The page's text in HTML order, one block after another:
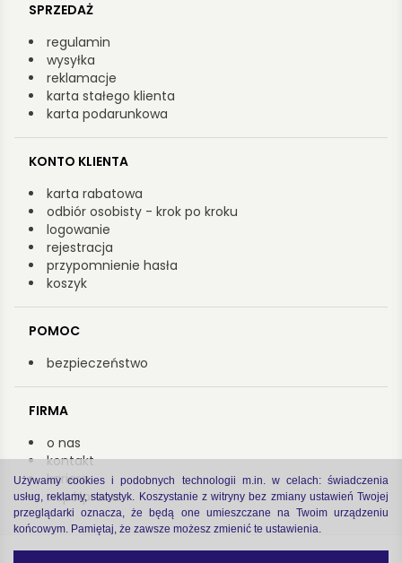
Używamy cookies i podobnych technologii m.in. w celach: świadczenia
usług, reklamy, statystyk. Koszystanie z witryny bez zmiany ustawień Twojej
przeglądarki oznacza, że będą one umieszczane na Twoim urządzeniu
końcowym. Pamiętaj, że zawsze możesz zmienić te ustawienia.
SPRZEDAŻ
regulamin
wysyłka
reklamacje
karta stałego klienta
karta podarunkowa
KONTO KLIENTA
karta rabatowa
odbiór osobisty - krok po kroku
logowanie
rejestracja
przypomnienie hasła
koszyk
POMOC
bezpieczeństwo
FIRMA
o nas
kontakt
kariera
współpraca